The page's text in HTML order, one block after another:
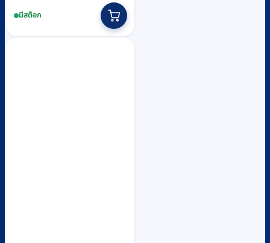
มีสต็อก